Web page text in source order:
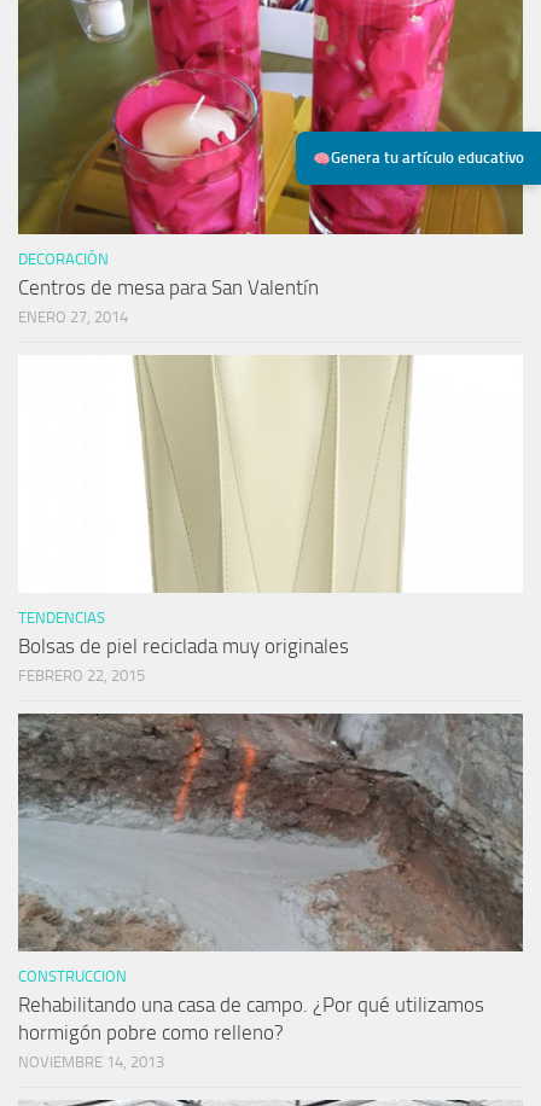
Genera tu artículo educativo
DECORACIÓN
Centros de mesa para San Valentín
ENERO 27, 2014
TENDENCIAS
Bolsas de piel reciclada muy originales
FEBRERO 22, 2015
CONSTRUCCION
Rehabilitando una casa de campo. ¿Por qué utilizamos
hormigón pobre como relleno?
NOVIEMBRE 14, 2013